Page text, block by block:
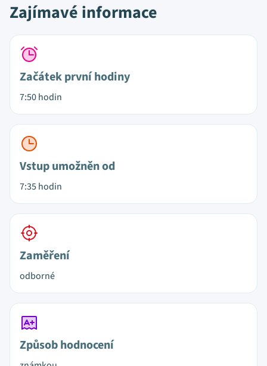
Zajímavé informace
Začátek první hodiny
7:50 hodin
Vstup umožněn od
7:35 hodin
Zaměření
odborné
Způsob hodnocení